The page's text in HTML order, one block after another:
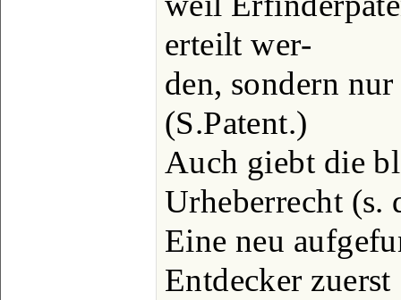
erteilt wer-
den, sondern
(S.Patent.)
Auch giebt die
Urheberrecht (s.
Eine neu
Entdecker zuerst